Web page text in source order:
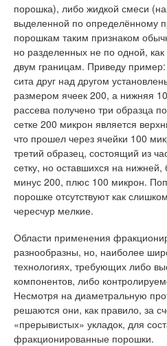
порошка), либо жидкой смеси
выделенной по определённому
порошкам таким признаком
но разделенных не по одной, как
двум границам. Приведу
сита друг над другом
размером ячеек 200, а нижняя
рассева получено три образца
сетке 200 микрон является
что прошел через ячейки 100
третий образец, состоящий из
сетку, но оставшихся на
минус 200, плюс 100 микрон.
порошке отсутствуют как
чересчур мелкие.
Области применения
разнообразны, но, наиболее
технологиях, требующих либо
компонентов, либо
Несмотря на диаметральную
решаются они, как правило, за
«прерывистых» укладок, для
фракционированные порошки.